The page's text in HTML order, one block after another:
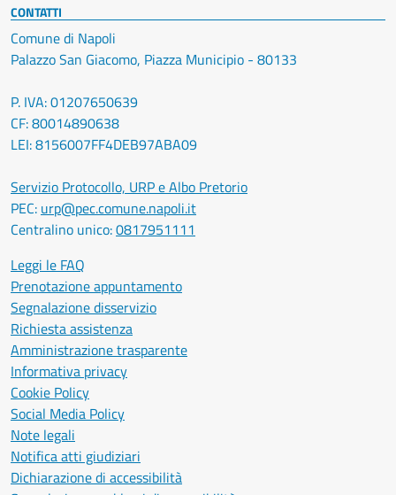
CONTATTI
Comune di Napoli
Palazzo San Giacomo, Piazza Municipio - 80133
P. IVA: 01207650639
CF: 80014890638
LEI: 8156007FF4DEB97ABA09
Servizio Protocollo, URP e Albo Pretorio
PEC: urp@pec.comune.napoli.it
Centralino unico:0817951111
Leggi le FAQ
Prenotazione appuntamento
Segnalazione disservizio
Richiesta assistenza
Amministrazione trasparente
Informativa privacy
Cookie Policy
Social Media Policy
Note legali
Notifica atti giudiziari
Dichiarazione di accessibilità